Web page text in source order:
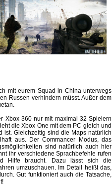
mit eurem Squad in China unterwegs
Russen verhindern müsst. Außer dem
Xbox 360 nur mit maximal 32 Spielern
die Xbox One mit dem PC gleich und
ist. Gleichzeitig sind die Maps natürlich
aus. Der Commancer Modus, das
sind natürlich auch hier
ihr verschiedene Sprachbefehle rufen
Hilfe braucht. Dazu lässt sich die
umzuschauen. Im Detail heißt das,
Gut funktioniert auch die Tatsache,